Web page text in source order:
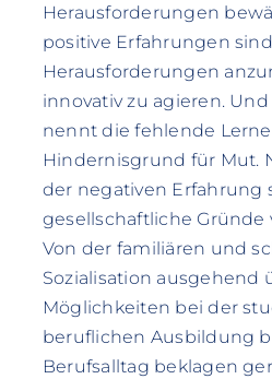
Herausforderungen
positive Erfahrungen
Herausforderungen
innovativ zu agieren.
nennt die fehlende
Hindernisgrund für Mut.
der negativen Erfahrung
gesellschaftliche Gründe
Von der familiären und
Sozialisation ausgehend
Möglichkeiten bei der
beruflichen Ausbildung
Berufsalltag beklagen